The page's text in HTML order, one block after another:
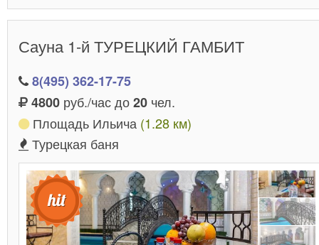
Сауна 1-й ТУРЕЦКИЙ ГАМБИТ
8(495) 362-17-75
4800 руб./час до20 чел.
Площадь Ильича (1.28 км)
Турецкая баня